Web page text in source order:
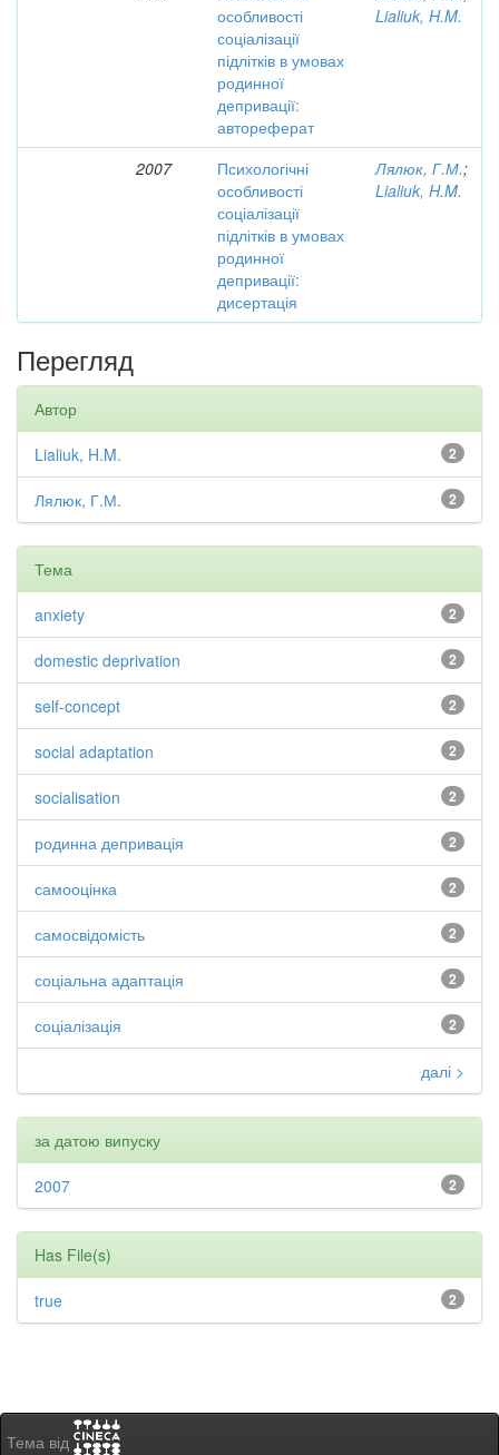
особливості
соціалізації
підлітків в умовах
родинної
депривації:
автореферат
Lialiuk, H.M.
2007
Психологічні
особливості
соціалізації
підлітків в умовах
родинної
депривації:
дисертація
Лялюк, Г.М.;
Lialiuk, H.M.
Перегляд
Автор
2
Lialiuk, H.M.
2
Лялюк, Г.М.
Тема
2
anxiety
2
domestic deprivation
2
self-concept
2
social adaptation
2
socialisation
2
родинна депривація
2
самооцінка
2
самосвідомість
2
соціальна адаптація
2
соціалізація
далі >
за датою випуску
2
2007
Has File(s)
2
true
Тема від